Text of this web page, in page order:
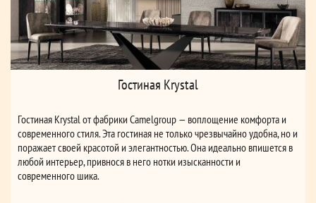
Гостиная Krystal
Гостиная Krystal от фабрики Camelgroup — воплощение комфорта и
современного стиля. Эта гостиная не только чрезвычайно удобна, но и
поражает своей красотой и элегантностью. Она идеально впишется в
любой интерьер, привнося в него нотки изысканности и
современного шика.